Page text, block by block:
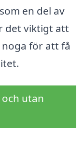
en del av
det viktigt att
för att få
utan